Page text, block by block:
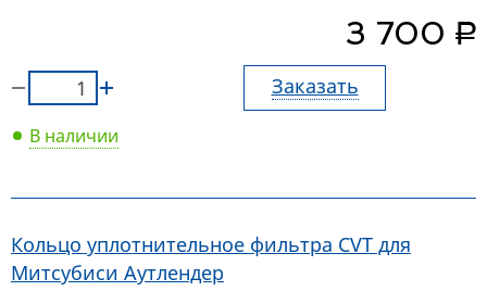
3 700 руб.
Заказать
В наличии
Кольцо уплотнительное фильтра CVT для
Митсубиси Аутлендер